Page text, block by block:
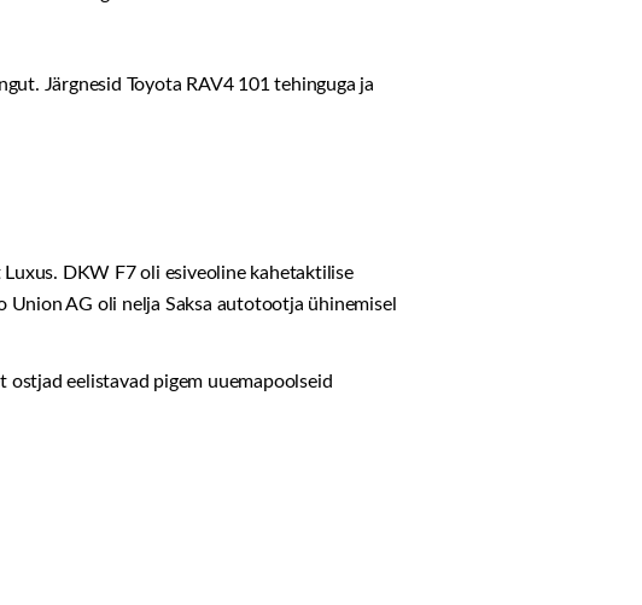
Järgnesid Toyota RAV4 101 tehinguga ja
DKW F7 oli esiveoline kahetaktilise
AG oli nelja Saksa autotootja ühinemisel
ostjad eelistavad pigem uuemapoolseid